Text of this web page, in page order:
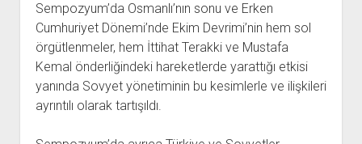
ATTF KİTAPLIĞI
FİDEF KİTAPLIĞI
TDF KİTAPLIĞI
GDF KİTAPLIĞI
Sempozyum’da Osmanlı’nın sonu ve Erken
Cumhuriyet Dönemi’nde Ekim Devrimi’nin hem sol
örgütlenmeler, hem İttihat Terakki ve Mustafa
Kemal önderliğindeki hareketlerde yarattığı etkisi
yanında Sovyet yönetiminin bu kesimlerle ve ilişkileri
ayrıntılı olarak tartışıldı.